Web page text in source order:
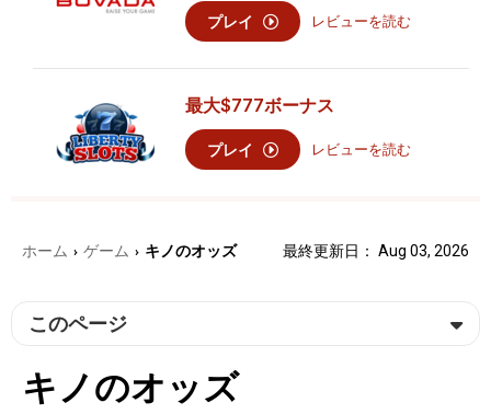
プレイ レビューを読む
最大$777ボーナス
プレイ レビューを読む
ホーム › ゲーム › キノのオッズ 最終更新日： Aug 03, 2026
このページ
キノのオッズ